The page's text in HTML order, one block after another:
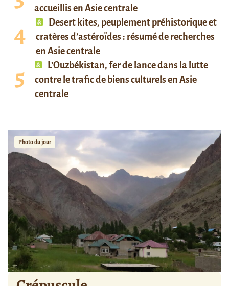
accueillis en Asie centrale
Desert kites, peuplement préhistorique et
cratères d’astéroïdes : résumé de recherches
en Asie centrale
L’Ouzbékistan, fer de lance dans la lutte
contre le trafic de biens culturels en Asie
centrale
Photo du jour